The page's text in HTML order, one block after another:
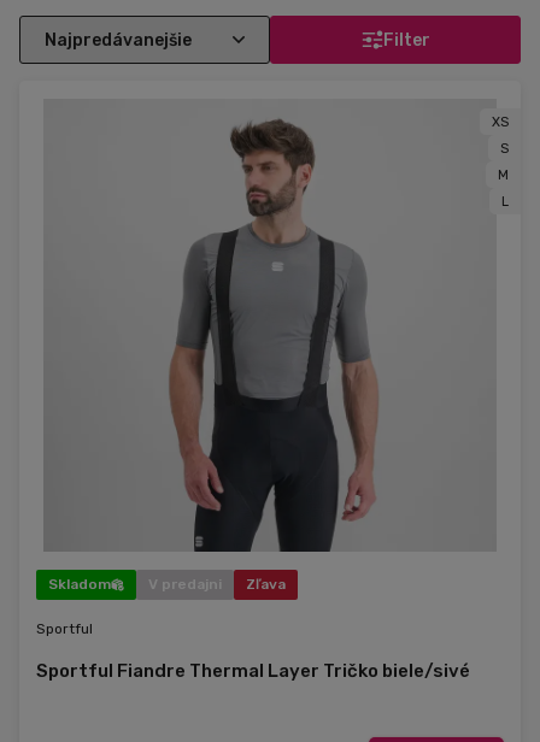
dámske, pánske a detské nohavice v rôznych strihoch a
Filter
XS
S
M
L
Skladom V predajni Zľava
Sportful
Sportful Fiandre Thermal Layer Tričko biele/sivé